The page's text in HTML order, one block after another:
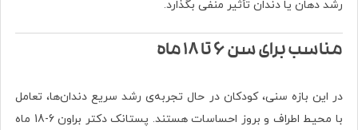
رشد دهان یا دندان تأثیر منفی بگذارد.
مناسب برای سن 6 تا 18 ماه
در این بازه سنی، کودکان در حال تجربه‌ی رشد سریع دندان‌ها، تعامل
با محیط اطراف و بروز احساسات هستند. پستانک دکتر براون 6-18 ماه